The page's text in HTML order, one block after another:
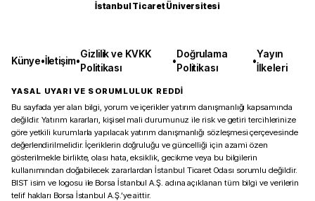
İstanbul Ticaret Üniversitesi
Künye•İletişim•
Gizlilik ve KVKK
Politikası
•
Doğrulama
Politikası
•
Yayın
İlkeleri
YASAL UYARI VE SORUMLULUK REDDİ
Bu sayfada yer alan bilgi, yorum ve içerikler yatırım danışmanlığı kapsamında
değildir. Yatırım kararları, kişisel mali durumunuz ile risk ve getiri tercihlerinize
göre yetkili kurumlarla yapılacak yatırım danışmanlığı sözleşmesi çerçevesinde
değerlendirilmelidir. İçeriklerin doğruluğu ve güncelliği için azami özen
gösterilmekle birlikte, olası hata, eksiklik, gecikme veya bu bilgilerin
kullanımından doğabilecek zararlardan İstanbul Ticaret Odası sorumlu değildir.
BIST isim ve logosu ile Borsa İstanbul A.Ş. adına açıklanan tüm bilgi ve verilerin
telif hakları Borsa İstanbul A.Ş.’ye aittir.